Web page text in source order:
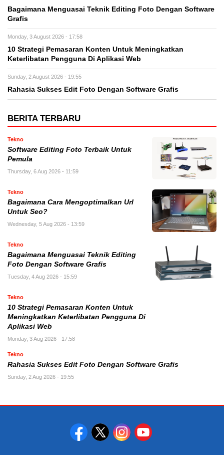
Bagaimana Menguasai Teknik Editing Foto Dengan Software
Grafis
Monday, 3 August 2026 - 17:58
10 Strategi Pemasaran Konten Untuk Meningkatkan
Keterlibatan Pengguna Di Aplikasi Web
Sunday, 2 August 2026 - 19:55
Rahasia Sukses Edit Foto Dengan Software Grafis
BERITA TERBARU
Tekno
Software Editing Foto Terbaik Untuk
Pemula
Thursday, 6 Aug 2026 - 11:59
Tekno
Bagaimana Cara Mengoptimalkan Url
Untuk Seo?
Wednesday, 5 Aug 2026 - 13:59
Tekno
Bagaimana Menguasai Teknik Editing
Foto Dengan Software Grafis
Tuesday, 4 Aug 2026 - 15:59
Tekno
10 Strategi Pemasaran Konten Untuk
Meningkatkan Keterlibatan Pengguna Di
Aplikasi Web
Monday, 3 Aug 2026 - 17:58
Tekno
Rahasia Sukses Edit Foto Dengan Software Grafis
Sunday, 2 Aug 2026 - 19:55